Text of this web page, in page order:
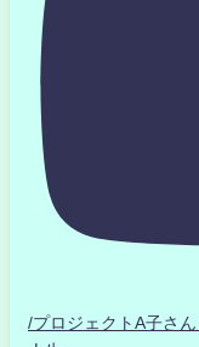
/プロジェクトA子さ